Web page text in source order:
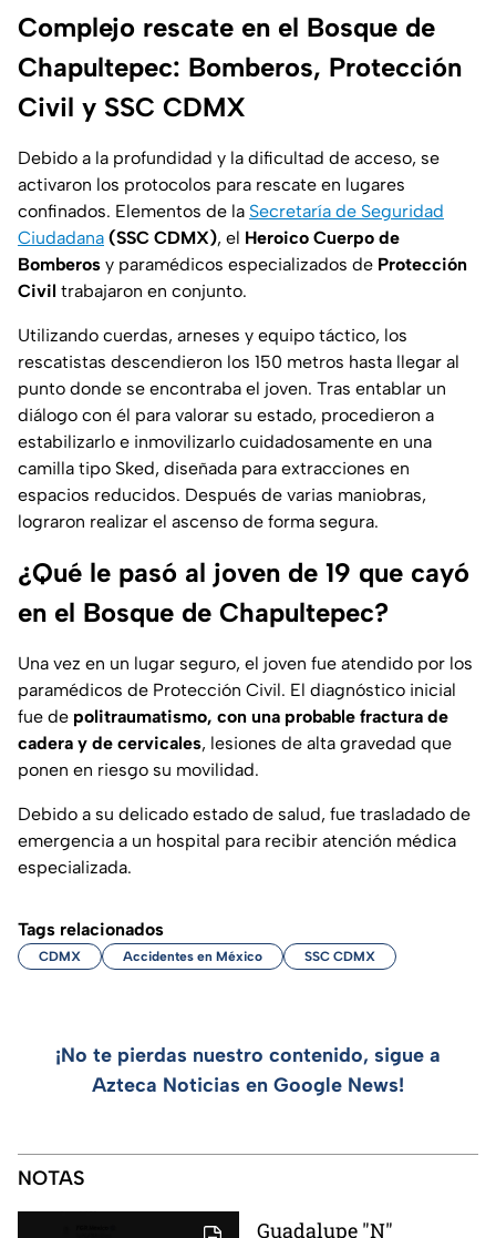
Complejo rescate en el Bosque de
Chapultepec: Bomberos, Protección
Civil y SSC CDMX
Debido a la profundidad y la dificultad de acceso, se
activaron los protocolos para rescate en lugares
confinados. Elementos de la Secretaría de Seguridad
Ciudadana (SSC CDMX), el Heroico Cuerpo de
Bomberos y paramédicos especializados de Protección
Civil trabajaron en conjunto.
Utilizando cuerdas, arneses y equipo táctico, los
rescatistas descendieron los 150 metros hasta llegar al
punto donde se encontraba el joven. Tras entablar un
diálogo con él para valorar su estado, procedieron a
estabilizarlo e inmovilizarlo cuidadosamente en una
camilla tipo Sked, diseñada para extracciones en
espacios reducidos. Después de varias maniobras,
lograron realizar el ascenso de forma segura.
¿Qué le pasó al joven de 19 que cayó
en el Bosque de Chapultepec?
Una vez en un lugar seguro, el joven fue atendido por los
paramédicos de Protección Civil. El diagnóstico inicial
fue de politraumatismo, con una probable fractura de
cadera y de cervicales, lesiones de alta gravedad que
ponen en riesgo su movilidad.
Debido a su delicado estado de salud, fue trasladado de
emergencia a un hospital para recibir atención médica
especializada.
Tags relacionados
CDMX Accidentes en México SSC CDMX
¡No te pierdas nuestro contenido, sigue a
Azteca Noticias en Google News!
NOTAS
Guadalupe "N"